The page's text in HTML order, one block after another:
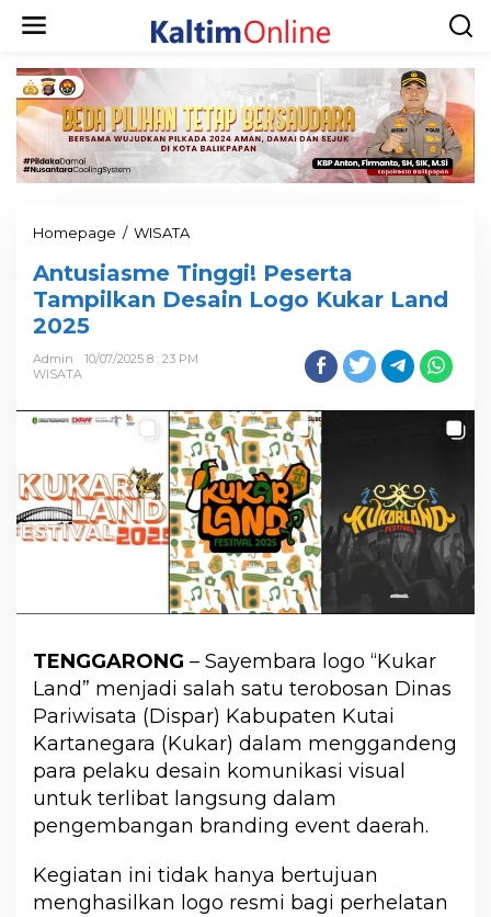
Homepage / WISATA
Antusiasme Tinggi! Peserta
Tampilkan Desain Logo Kukar Land
2025
Admin
10/07/2025 8 : 23 PM
WISATA
TENGGARONG – Sayembara logo “Kukar
Land” menjadi salah satu terobosan Dinas
Pariwisata (Dispar) Kabupaten Kutai
Kartanegara (Kukar) dalam menggandeng
para pelaku desain komunikasi visual
untuk terlibat langsung dalam
pengembangan branding event daerah.
Kegiatan ini tidak hanya bertujuan
menghasilkan logo resmi bagi perhelatan